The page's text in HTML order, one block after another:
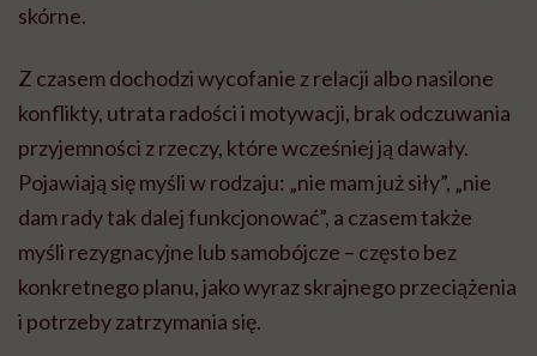
skórne.
Z czasem dochodzi wycofanie z relacji albo nasilone
konflikty, utrata radości i motywacji, brak odczuwania
przyjemności z rzeczy, które wcześniej ją dawały.
Pojawiają się myśli w rodzaju: „nie mam już siły”, „nie
dam rady tak dalej funkcjonować”, a czasem także
myśli rezygnacyjne lub samobójcze – często bez
konkretnego planu, jako wyraz skrajnego przeciążenia
i potrzeby zatrzymania się.